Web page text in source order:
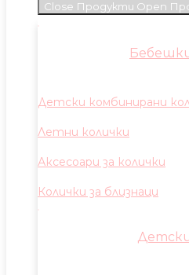
Close Продукти Open
Детски комбинирани
Летни колички
Аксесоари за колички
Колички за близнаци